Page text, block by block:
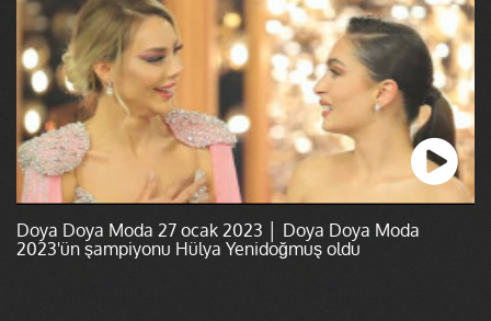
Doya Doya Moda 27 ocak 2023 │ Doya Doya Moda
2023'ün şampiyonu Hülya Yenidoğmuş oldu